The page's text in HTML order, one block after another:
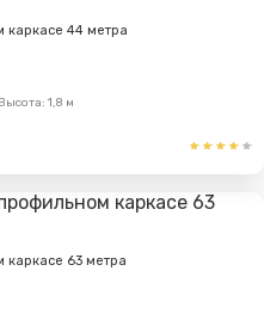
каркасе 44 метра
Высота: 1,8 м
каркасе 63 метра